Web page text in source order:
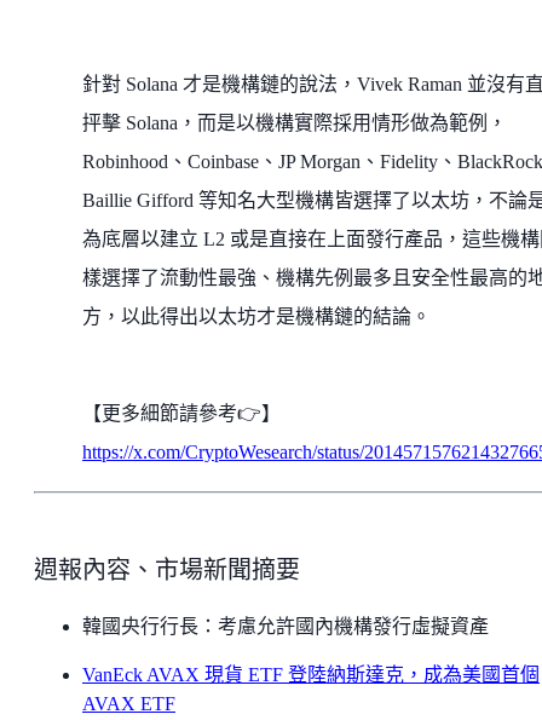
針對 Solana 才是機構鏈的說法，Vivek Raman 並沒有
抨擊 Solana，而是以機構實際採用情形做為範例，
Robinhood、Coinbase、JP Morgan、Fidelity、
Baillie Gifford 等知名大型機構皆選擇了以太坊，不論
為底層以建立 L2 或是直接在上面發行產品，這些機
樣選擇了流動性最強、機構先例最多且安全性最高的
方，以此得出以太坊才是機構鏈的結論。
【更多細節請參考👉】
https://x.com/CryptoWesearch/status/
週報內容、市場新聞摘要
韓國央行行長：考慮允許國內機構發行虛擬資產
VanEck AVAX 現貨 ETF 登陸納斯達克，成為美國首個
AVAX ETF